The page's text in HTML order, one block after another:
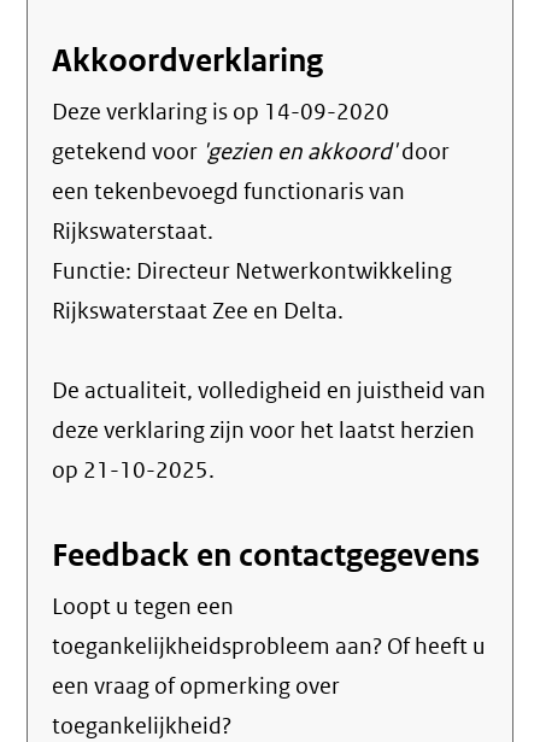
Akkoordverklaring
Deze verklaring is op 14-09-2020
getekend voor 'gezien en akkoord'door
een tekenbevoegd functionaris van
Rijkswaterstaat.
Functie: Directeur Netwerkontwikkeling
Rijkswaterstaat Zee en Delta.
De actualiteit, volledigheid en juistheid van
deze verklaring zijn voor het laatst herzien
op 21-10-2025.
Feedback en contactgegevens
Loopt u tegen een
toegankelijkheidsprobleem aan? Of heeft u
een vraag of opmerking over
toegankelijkheid?